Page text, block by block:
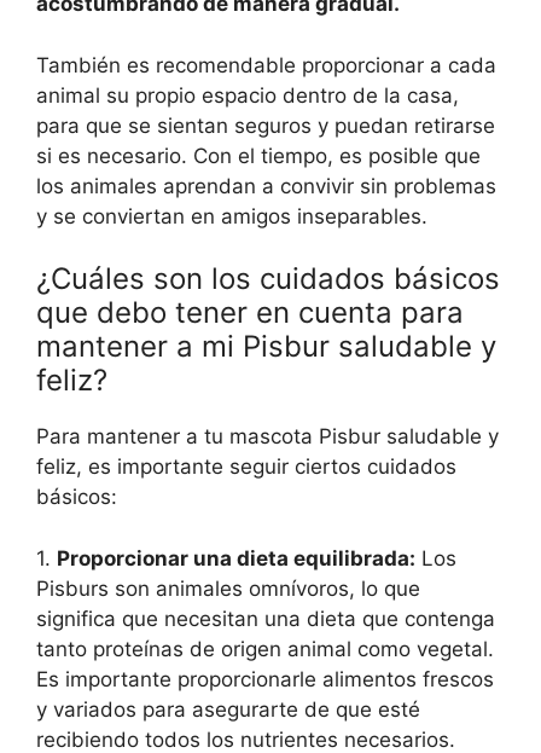
También es recomendable proporcionar a cada
animal su propio espacio dentro de la casa,
para que se sientan seguros y puedan retirarse
si es necesario. Con el tiempo, es posible que
los animales aprendan a convivir sin problemas
y se conviertan en amigos inseparables.
¿Cuáles son los cuidados básicos
que debo tener en cuenta para
mantener a mi Pisbur saludable y
feliz?
Para mantener a tu mascota Pisbur saludable y
feliz, es importante seguir ciertos cuidados
básicos:
1. Proporcionar una dieta equilibrada: Los
Pisburs son animales omnívoros, lo que
significa que necesitan una dieta que contenga
tanto proteínas de origen animal como vegetal.
Es importante proporcionarle alimentos frescos
y variados para asegurarte de que esté
recibiendo todos los nutrientes necesarios.